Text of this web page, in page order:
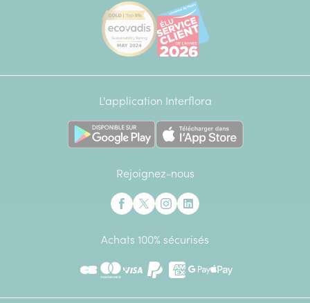
[Ecovadis Gold Badge - Top 5%
L'application Interflora
Rejoignez-nous
Achats 100% sécurisés
CB Mastercard PaypalAmerican Express
Google Pay
Apple Pay